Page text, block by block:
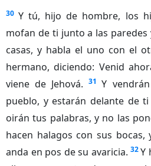
30 Y tú, hijo de hombre, los
mofan de ti junto a las paredes
casas, y habla el uno con el
hermano, diciendo: Venid
viene de Jehová. 31 Y
pueblo, y estarán delante de
oirán tus palabras, y no las
hacen halagos con sus
anda en pos de su avaricia. 32Y